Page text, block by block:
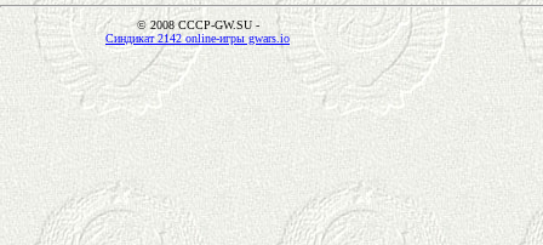
© 2008 CCCP-GW.SU -
Синдикат 2142 online-игры gwars.io